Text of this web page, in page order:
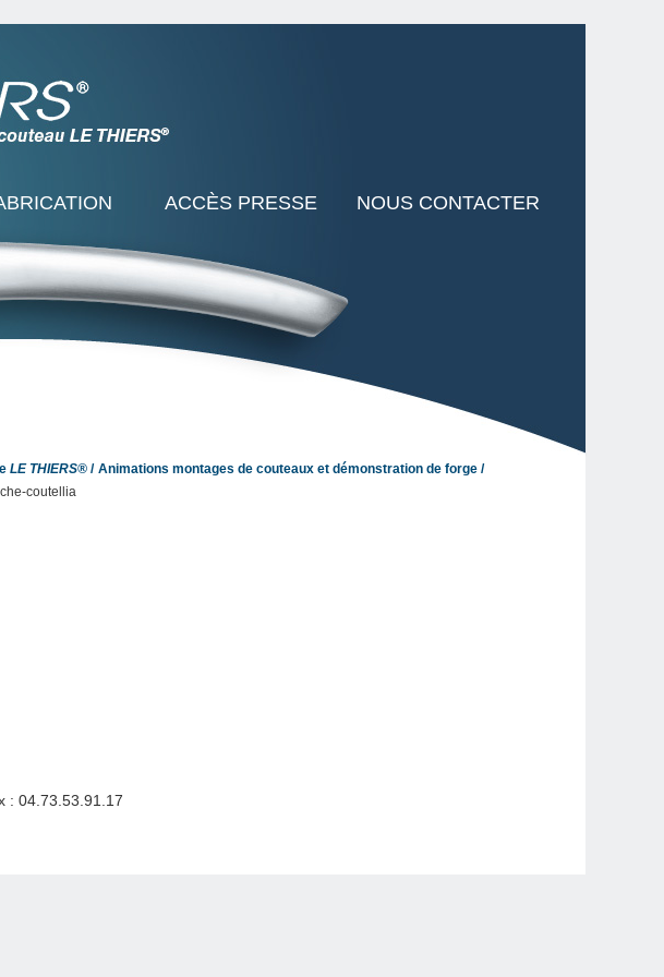
ACCÈS PRESSE NOUS CONTACTER
LE THIERS®
Animations montages de couteaux et démonstration de forge
coutellia
: 04.73.53.91.17